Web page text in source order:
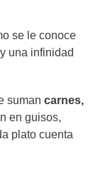
se le conoce
y una infinidad
suman carnes,
en guisos,
plato cuenta